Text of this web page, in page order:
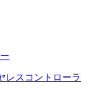
レスコントローラ